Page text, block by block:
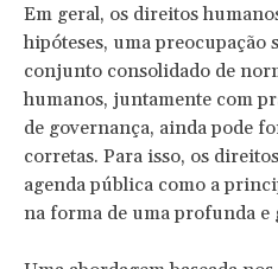
Em geral, os direitos
hipóteses, uma preocupação
conjunto consolidado de
humanos, juntamente com
de governança, ainda pode
corretas. Para isso, os
agenda pública como a
na forma de uma profunda e